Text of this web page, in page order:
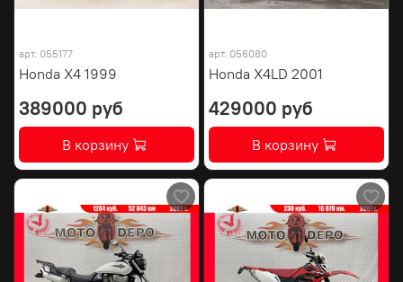
арт. 055177
Honda X4 1999
389000 руб
В корзину
арт. 056080
Honda X4LD 2001
429000 руб
В корзину